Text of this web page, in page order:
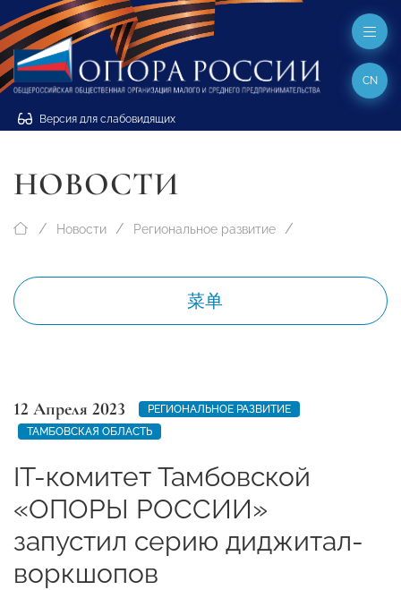
Версия для слабовидящих
CN
НОВОСТИ
Новости Региональное развитие
菜单
12 Апреля 2023
РЕГИОНАЛЬНОЕ РАЗВИТИЕ
ТАМБОВСКАЯ ОБЛАСТЬ
IT-комитет Тамбовской
«ОПОРЫ РОССИИ»
запустил серию диджитал-
воркшопов